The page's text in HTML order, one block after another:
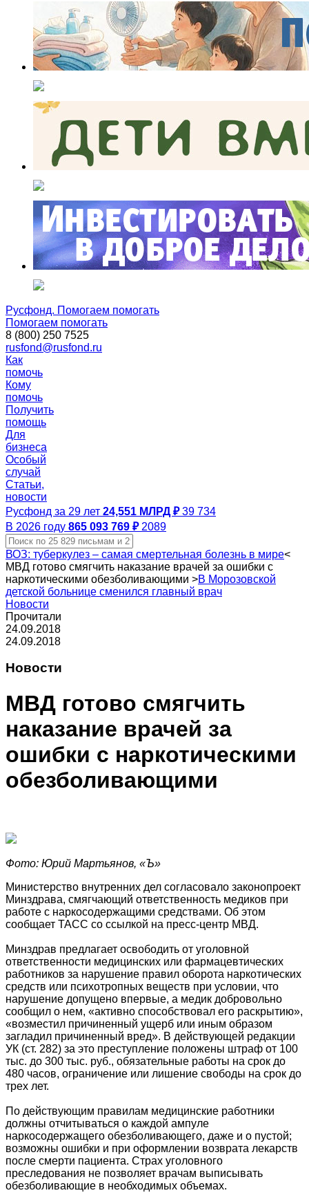
Русфонд. Помогаем помогать
Помогаем помогать
8 (800) 250 7525
rusfond@rusfond.ru
Как
помочь
Кому
помочь
Получить
помощь
Для
бизнеса
Особый
случай
Статьи,
новости
Русфонд за 29 лет 24,551 МЛРД ₽ 39 734
В 2026 году 865 093 769 ₽ 2089
ВОЗ: туберкулез – самая смертельная болезнь в мире<
МВД готово смягчить наказание врачей за ошибки с
наркотическими обезболивающими >В Морозовской
детской больнице сменился главный врач
Новости
Прочитали
24.09.2018
24.09.2018
Новости
МВД готово смягчить
наказание врачей за
ошибки с наркотическими
обезболивающими
Фото: Юрий Мартьянов, «Ъ»
Министерство внутренних дел согласовало законопроект
Минздрава, смягчающий ответственность медиков при
работе с наркосодержащими средствами. Об этом
сообщает ТАСС со ссылкой на пресс-центр МВД.
Минздрав предлагает освободить от уголовной
ответственности медицинских или фармацевтических
работников за нарушение правил оборота наркотических
средств или психотропных веществ при условии, что
нарушение допущено впервые, а медик добровольно
сообщил о нем, «активно способствовал его раскрытию»,
«возместил причиненный ущерб или иным образом
загладил причиненный вред». В действующей редакции
УК (ст. 282) за это преступление положены штраф от 100
тыс. до 300 тыс. руб., обязательные работы на срок до
480 часов, ограничение или лишение свободы на срок до
трех лет.
По действующим правилам медицинские работники
должны отчитываться о каждой ампуле
наркосодержащего обезболивающего, даже и о пустой;
возможны ошибки и при оформлении возврата лекарств
после смерти пациента. Страх уголовного
преследования не позволяет врачам выписывать
обезболивающие в необходимых объемах.